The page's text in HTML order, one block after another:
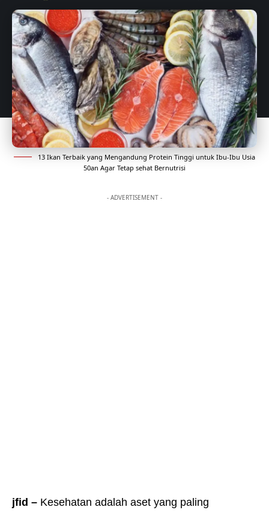
13 Ikan Terbaik yang Mengandung Protein Tinggi untuk Ibu-Ibu Usia
50an Agar Tetap sehat Bernutrisi
- ADVERTISEMENT -
jfid – Kesehatan adalah aset yang paling